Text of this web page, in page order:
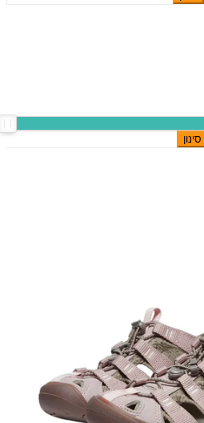
סינון